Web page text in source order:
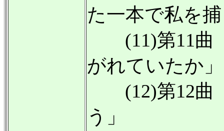
た一本で私を
(11)第11曲
がれていたか」
(12)第12曲
う」